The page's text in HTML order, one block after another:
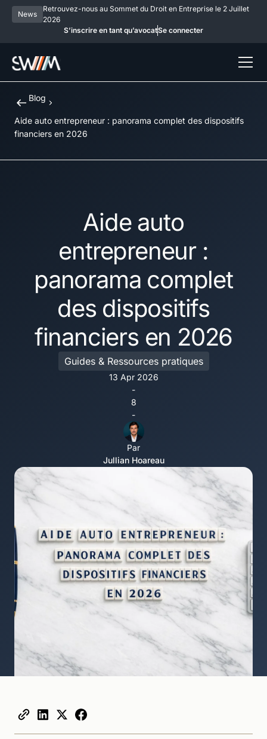
News
Retrouvez-nous au Sommet du Droit en Entreprise le 2 Juillet
2026
S’inscrire en tant qu’avocatSe connecter
Blog
Aide auto entrepreneur : panorama complet des dispositifs
financiers en 2026
Aide auto
entrepreneur :
panorama complet
des dispositifs
financiers en 2026
Guides & Ressources pratiques
13 Apr 2026
-
8
-
Par
Jullian Hoareau